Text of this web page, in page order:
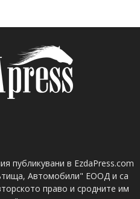
публикувани в EzdaPress.com
Автомобили" ЕООД и са
право и сродните им